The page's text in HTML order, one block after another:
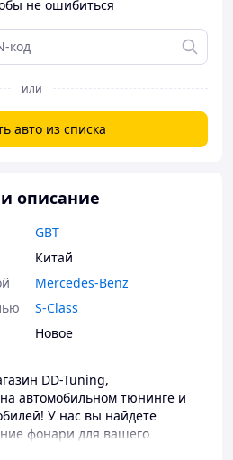
не ошибиться
или
авто из списка
описание
GBT
Китай
Mercedes-Benz
S-Class
Новое
DD-Tuning,
автомобильном тюнинге и
У нас вы найдете
фонари для вашего